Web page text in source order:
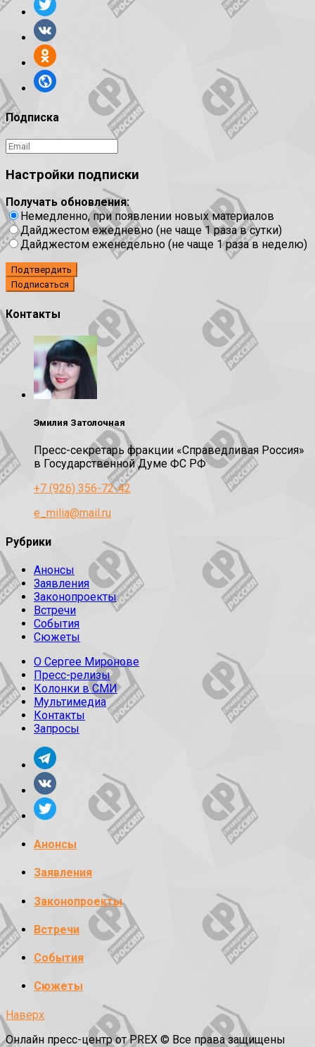
Подписка
Настройки подписки
Получать обновления:
Немедленно, при появлении новых материалов
Дайджестом ежедневно (не чаще 1 раза в сутки)
Дайджестом еженедельно (не чаще 1 раза в неделю)
Подтвердить
Контакты
Эмилия Затолочная
Пресс-секретарь фракции «Справедливая Россия»
в Государственной Думе ФС РФ
+7 (926) 356-72-42
e_milia@mail.ru
Рубрики
Анонсы
Заявления
Законопроекты
Встречи
События
Сюжеты
О Сергее Миронове
Пресс-релизы
Колонки в СМИ
Мультимедиа
Контакты
Запросы
Анонсы
Заявления
Законопроекты
Встречи
События
Сюжеты
Наверх
Онлайн пресс-центр от PREX © Все права защищены